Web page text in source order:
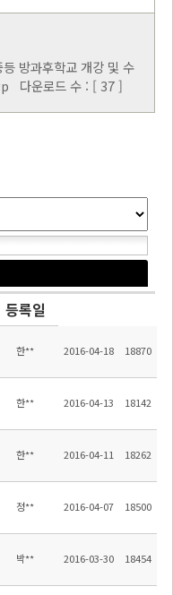
방과후학교 개강 및 수
다운로드 수 : [ 37 ]
등록일
가계획한** 2016-04-18 18870
내 한** 2016-04-13 18142
한** 2016-04-11 18262
정** 2016-04-07 18500
회계담당) 초빙 공고
박** 2016-03-30 18454